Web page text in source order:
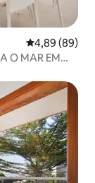
Classificação
4,89 (89)
O MAR EM